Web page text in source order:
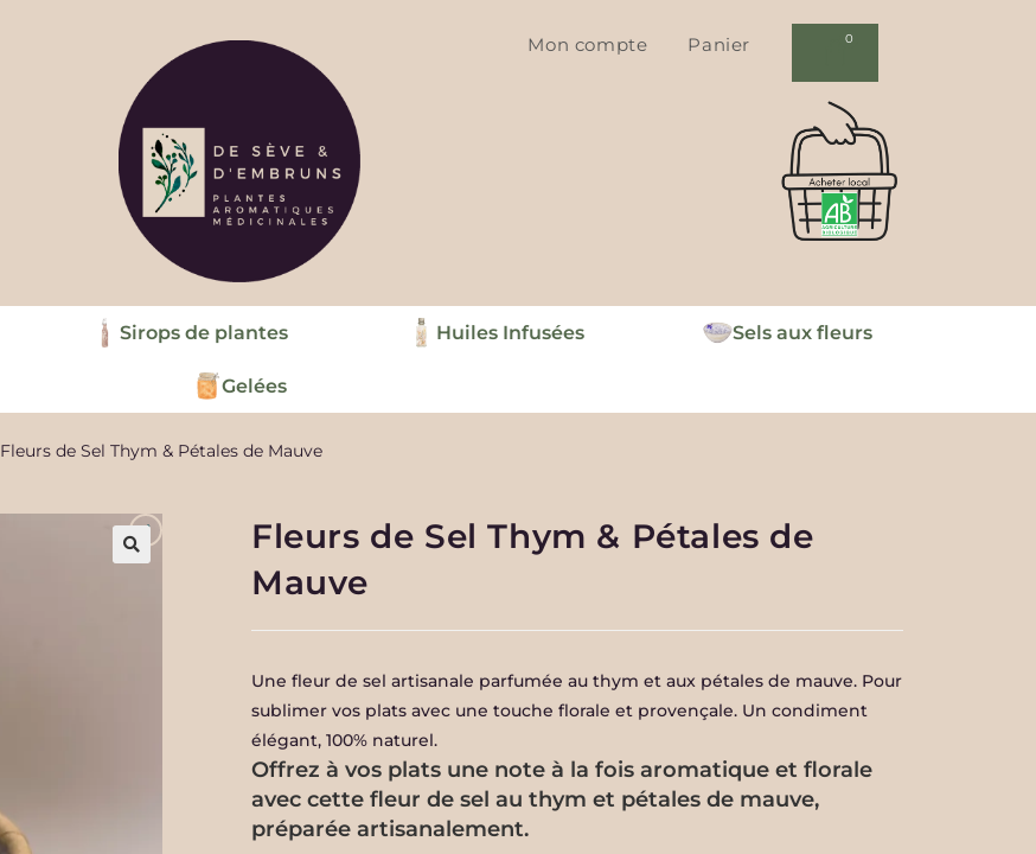
Mon compte Panier
Sirops de plantes Huiles Infusées Sels aux fleurs
Gelées
Fleurs de Sel Thym & Pétales de Mauve
Fleurs de Sel Thym & Pétales de
Mauve
Une fleur de sel artisanale parfumée au thym et aux pétales de mauve. Pour
sublimer vos plats avec une touche florale et provençale. Un condiment
élégant, 100% naturel.
Offrez à vos plats une note à la fois aromatique et florale
avec cette fleur de sel au thym et pétales de mauve,
préparée artisanalement.